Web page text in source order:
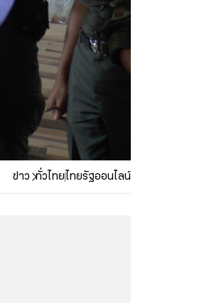
ข่าว ทั่วไทยไทยรัฐออนไลน์